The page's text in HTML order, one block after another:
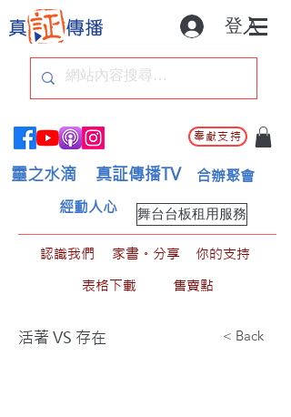
登入
奉獻支持
靈之水滴 真証傳播TV 合辦聚會
舞台台板租用服務
經動人心
認識我們 家書。分享
你的支持
表格下載
售賣點
活著 VS 存在 < Back